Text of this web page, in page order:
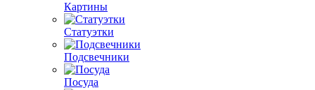
Картины
Статуэтки
Подсвечники
Посуда